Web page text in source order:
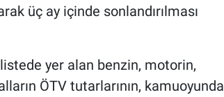
üç ay içinde sonlandırılması
yer alan benzin, motorin,
ÖTV tutarlarının, kamuoyunda